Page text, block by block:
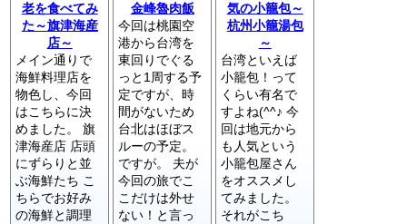
老を食べてみ
た～旗津海産
店～
メイン通りで
海鮮料理店を
物色し、今回
はこちらに決
めました。 旗
津海産店 店頭
にずらりと並
ぶ海鮮たち こ
ちらでお好み
の海鮮と調理
金峰魯肉飯
今回は桃園空
港から台湾を
東回りでぐる
っと1周する予
定ですが、時
間がないため
台北はほぼス
ルーの予定。
ですが。 夫が
今回の旅でこ
こだけは外せ
ない！と言っ
気の小籠包～
杭州小籠湯包
～
台湾といえば
小籠包！って
くらい有名で
すよね(^^♪ 今
回は地元から
も人気という
小籠包屋さん
をオススメし
てみました。
それがこち